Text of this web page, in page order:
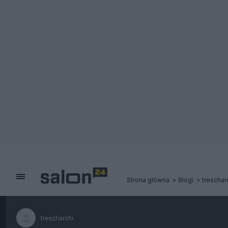
Strona główna Blogi
trescharchi